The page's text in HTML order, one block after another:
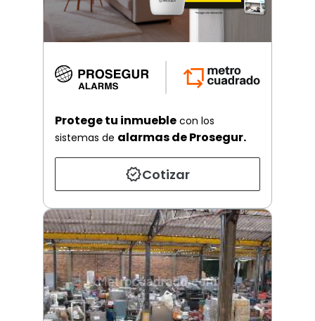
Protege tu inmueble con los
sistemas de alarmas de Prosegur.
Cotizar